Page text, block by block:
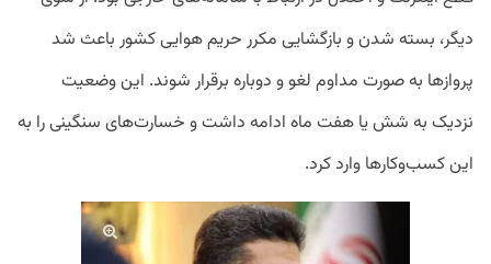
دیگر، بسته شدن و بازگشایی مکرر حریم هوایی کشور باعث شد
پروازها به صورت مداوم لغو و دوباره برقرار شوند. این وضعیت
نزدیک به شش یا هفت ماه ادامه داشت و خسارت‌های سنگینی را به
این کسب‌وکارها وارد کرد.